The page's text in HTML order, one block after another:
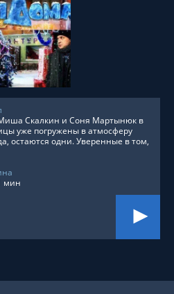
ОНЛАЙН
Скалкин и Соня Мартынюк в
уже погружены в атмосферу
остаются одни. Уверенные в том,
мин